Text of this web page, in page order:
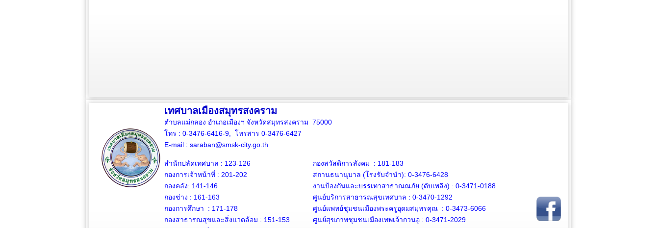
เทศบาลเมืองสมุทรสงคราม
ตำบลแม่กลอง อำเภอเมืองฯ จังหวัดสมุทรสงคราม 75000
โทร : 0-3476-6416-9, โทรสาร 0-3476-6427
E-mail : saraban@smsk-city.go.th
สำนักปลัดเทศบาล : 123-126
กองการเจ้าหน้าที่ : 201-202
กองคลัง: 141-146
กองช่าง : 161-163
กองการศึกษา : 171-178
กองสาธารณสุขและสิ่งแวดล้อม : 151-153
กองสวัสดิการสังคม : 181-183
สถานธนานุบาล (โรงรับจำนำ): 0-3476-6428
งานป้องกันและบรรเทาสาธาณณภัย (ดับเพลิง) : 0-3471-0188
ศูนย์บริการสาธารณสุขเทศบาล : 0-3470-1292
ศูนย์แพทย์ชุมชนเมืองพระครูอุดมสมุทรคุณ : 0-3473-6066
ศูนย์สุขภาพชุมชนเมืองเทพเจ้ากวนอู : 0-3471-2029